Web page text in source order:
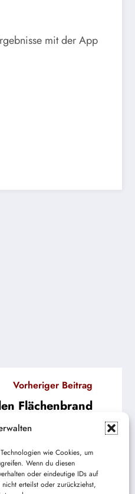
wie Cookies, um
Wenn du diesen
oder eindeutige IDs auf
erteilst oder zurückziehst,
mit der App
Vorheriger Beitrag
Flächenbrand